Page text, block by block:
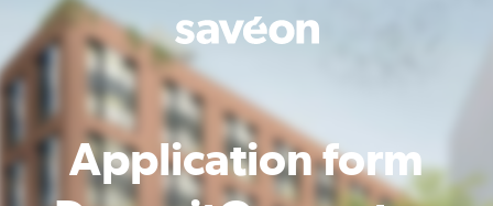
Application form